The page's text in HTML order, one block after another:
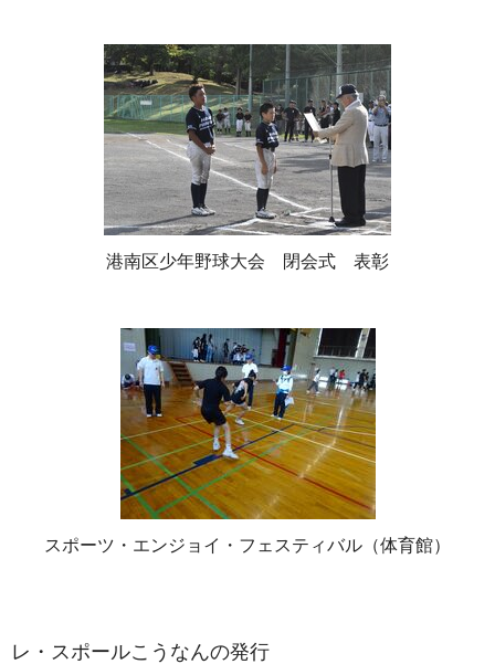
港南区少年野球大会 閉会式 表彰
スポーツ・エンジョイ・フェスティバル（体育館）
レ・スポールこうなんの発行